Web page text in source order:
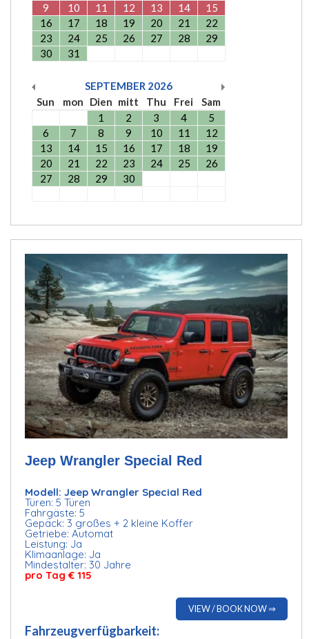
9
10 11 12 13 14
15
16
17 18 19 20 21
22
23
24 25 26 27 28
29
30
31
SEPTEMBER 2026
Sun
mon Dien mitt Thu Frei
Sam
1
2 3 4
5
6
7 8 9 10 11
12
13
14 15 16 17 18
19
20
21 22 23 24 25
26
27
28 29 30
Jeep Wrangler Special Red
Modell: Jeep Wrangler Special Red
Türen: 5 Türen
Fahrgäste: 5
Gepäck: 3 großes + 2 kleine Koffer
Getriebe: Automat
Leistung: Ja
Klimaanlage: Ja
Mindestalter: 30 Jahre
pro Tag € 115
VIEW / BOOK NOW ⇒
Fahrzeugverfügbarkeit: